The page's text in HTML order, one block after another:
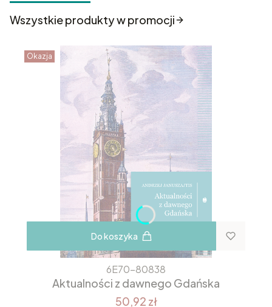
Wszystkie produkty w promocji
Okazja
Do koszyka
6E70-80838
Aktualności z dawnego Gdańska
50,92 zł